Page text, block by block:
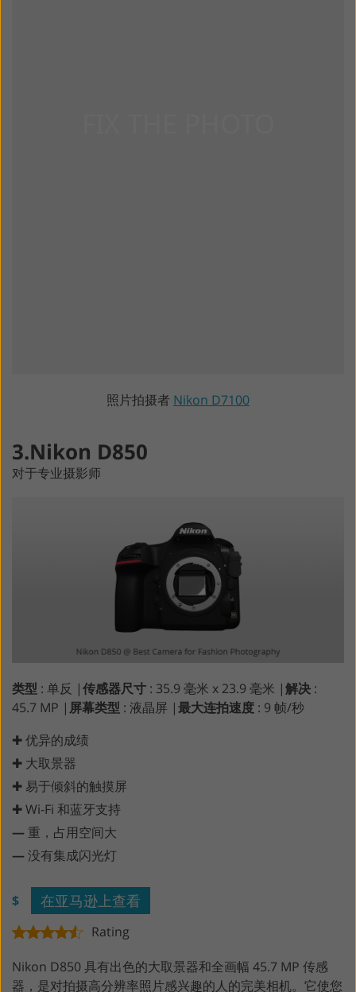
照片拍摄者 Nikon D7100
3.Nikon D850
对于专业摄影师
类型 : 单反 |传感器尺寸 : 35.9 毫米 x 23.9 毫米 |解决 :
45.7 MP | 屏幕类型 : 液晶屏 |最大连拍速度 : 9 帧/秒
✚ 优异的成绩
✚ 大取景器
✚ 易于倾斜的触摸屏
✚ Wi-Fi 和蓝牙支持
—重，占用空间大
—没有集成闪光灯
$ 在亚马逊上查看
Rating
Nikon D850 具有出色的大取景器和全画幅 45.7 MP 传感
器，是对拍摄高分辨率照片感兴趣的人的完美相机。它使您